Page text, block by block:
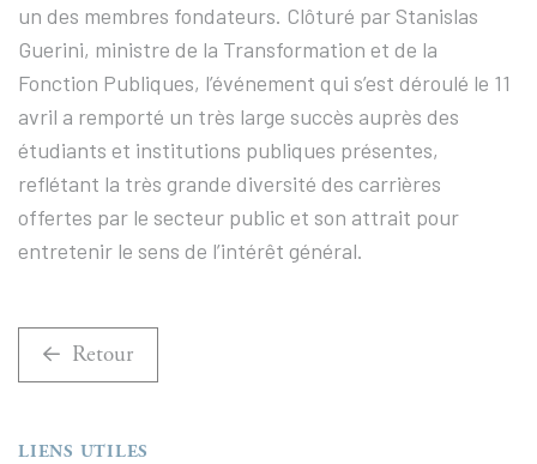
LIENS UTILES
un des membres fondateurs. Clôturé par Stanislas
Guerini, ministre de la Transformation et de la
Fonction Publiques, l’événement qui s’est déroulé le 11
avril a remporté un très large succès auprès des
étudiants et institutions publiques présentes,
reflétant la très grande diversité des carrières
offertes par le secteur public et son attrait pour
entretenir le sens de l’intérêt général.
Retour